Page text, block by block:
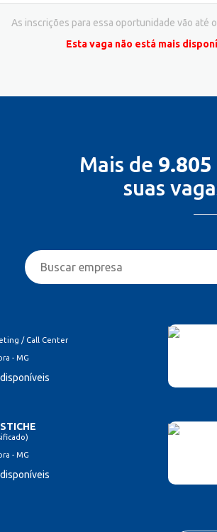
As inscrições para essa oportunidade vão até
Esta vaga não está mais
Mais de
suas
/ Call Center
- MG
- MG